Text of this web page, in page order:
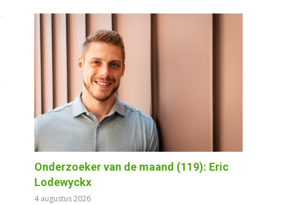
Onderzoeker van de maand (119): Eric
Lodewyckx
4 augustus 2026